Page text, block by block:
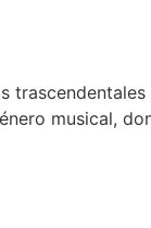
musical,